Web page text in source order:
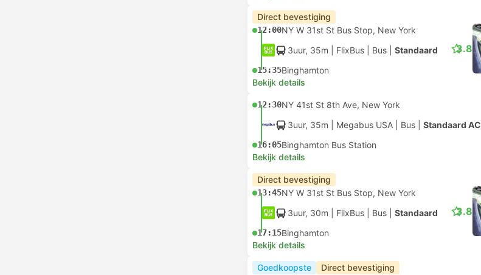
Direct bevestiging
12:00NY W 31st St Bus Stop, New York
3uur, 35m | FlixBus Bus Standaard
15:35Binghamton
3.8
Bekijk details
12:30NY 41st St 8th Ave, New York
3uur, 35m | Megabus USA Bus Standaard AC
16:05Binghamton Bus Station
Bekijk details
Direct bevestiging
13:45NY W 31st St Bus Stop, New York
3uur, 30m | FlixBus Bus Standaard
17:15Binghamton
3.8
Bekijk details
Goedkoopste Direct bevestiging